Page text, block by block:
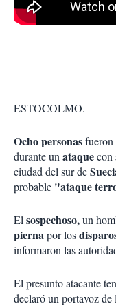
ESTOCOLMO.
Ocho personasfueron
durante un ataquecon
ciudad del sur de
probable "ataque
El sospechoso,un
piernapor los
informaron las
El presunto atacante
declaró un portavoz